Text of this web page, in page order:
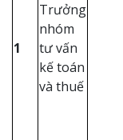
1
Trưởng
nhóm
tư vấn
kế toán
và thuế